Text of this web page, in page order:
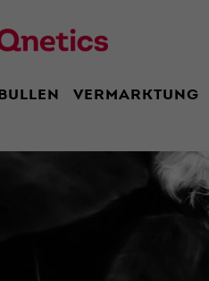
BULLEN VERMARKTUNG